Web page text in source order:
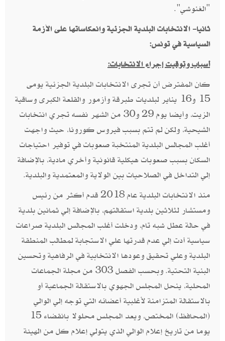
"الغنوشي".
ثانيا- الانتخابات البلدية الجزئية وانعكاساتها على الأزمة
السياسية في تونس:
أسباب وتوقيت إجراء الانتخابات:
كان المفترض أن تجرى الانتخابات البلدية الجزئية يومى
15 و16 يناير لبلديات طبرقة وأزمور والقلعة الكبرى وساقية
الزيت، وأيضا يوم 29 و30 من الشهر نفسه تجري انتخابات
الشيحية، ولكن لم تتم بسبب فيروس كورونا، حيث واجهت
أغلب المجالس البلدية المنتخبة صعوبات في توفير احتياجات
السكان بسبب صعوبات هيكلية قانونية وأخري مادية، بالإضافة
إلي التداخل في الصلاحيات بين الولاية والمعتمدية والبلدية.
منذ الانتخابات البلدية عام 2018 قدم أكثر من رئيس
ومستشار لثلاثين بلدية استقالتهم، بالإضافة إلي ثمانين بلدية
في حالة عطل شبه تام، ودخلت أغلب المجالس البلدية صراعات
سياسية أدت إلي عدم قدرتها علي الاستجابة لمطالب المنطقة
البلدية وعلي تحقيق وعودها الانتخابية في الرفاهية وتحسين
البنية التحتية. وبحسب الفصل 303 من مجلة الجماعات
المحلية، ينحل المجلس الجهوي بالاستقالة الجماعية أو
بالاستقالة المتزامنة لأغلبية أعضائه التي توجه إلي الوالي
(المحافظ) المختص، ويعد المجلس محلولا بانقضاء 15
يوما من تاريخ إعلام الوالي الذي يتولي إعلام كل من الهيئة